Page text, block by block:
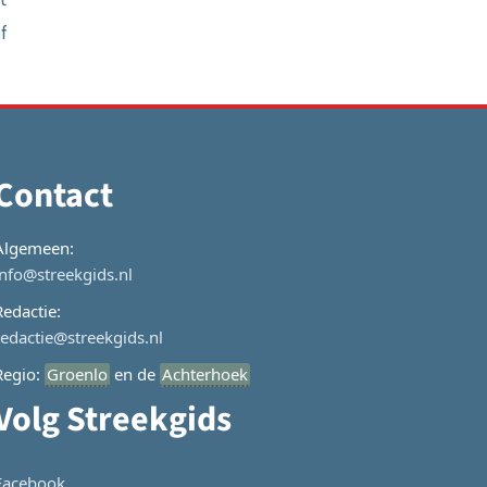
Groenlo en de Achterhoek
Streekgids